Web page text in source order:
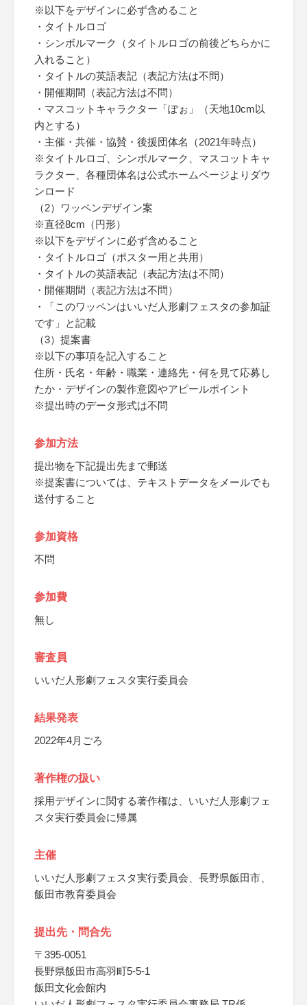
※以下をデザインに必ず含めること
・タイトルロゴ
・シンボルマーク（タイトルロゴの前後どちらかに
入れること）
・タイトルの英語表記（表記方法は不問）
・開催期間（表記方法は不問）
・マスコットキャラクター「ぽぉ」（天地10cm以
内とする）
・主催・共催・協賛・後援団体名（2021年時点）
※タイトルロゴ、シンボルマーク、マスコットキャ
ラクター、各種団体名は公式ホームページよりダウ
ンロード
（2）ワッペンデザイン案
※直径8cm（円形）
※以下をデザインに必ず含めること
・タイトルロゴ（ポスター用と共用）
・タイトルの英語表記（表記方法は不問）
・開催期間（表記方法は不問）
・「このワッペンはいいだ人形劇フェスタの参加証
です」と記載
（3）提案書
※以下の事項を記入すること
住所・氏名・年齢・職業・連絡先・何を見て応募し
たか・デザインの製作意図やアピールポイント
※提出時のデータ形式は不問
参加方法
提出物を下記提出先まで郵送
※提案書については、テキストデータをメールでも
送付すること
参加資格
不問
参加費
無し
審査員
いいだ人形劇フェスタ実行委員会
結果発表
2022年4月ごろ
著作権の扱い
採用デザインに関する著作権は、いいだ人形劇フェ
スタ実行委員会に帰属
主催
いいだ人形劇フェスタ実行委員会、長野県飯田市、
飯田市教育委員会
提出先・問合先
〒395-0051
長野県飯田市高羽町5-5-1
飯田文化会館内